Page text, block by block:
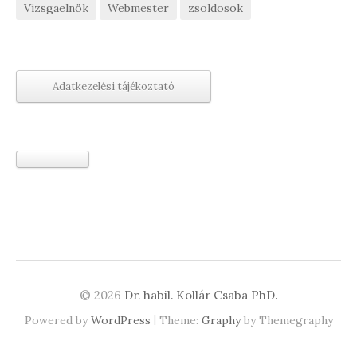
Vizsgaelnök
Webmester zsoldosok
Adatkezelési tájékoztató
© 2026 Dr. habil. Kollár Csaba PhD.
Powered byWordPress | Theme: Graphyby Themegraphy